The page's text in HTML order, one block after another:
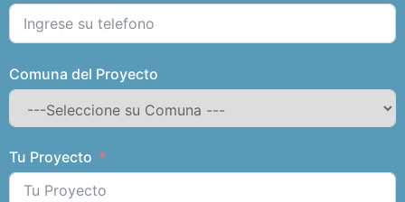
Comuna del Proyecto
Tu Proyecto